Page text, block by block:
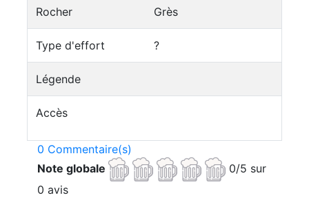
Rocher Grès
Type d'effort ?
Légende
Accès
0 Commentaire(s)
Note globale
0/5 sur
0 avis